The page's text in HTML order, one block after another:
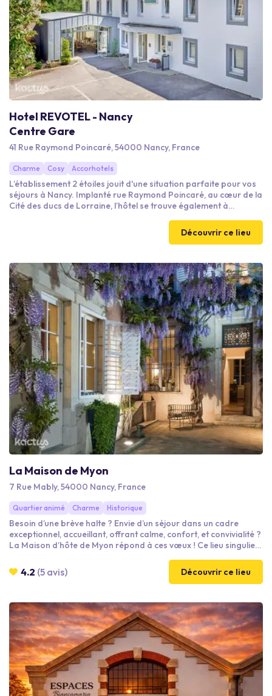
Hotel REVOTEL - Nancy
Centre Gare
41 Rue Raymond Poincaré, 54000 Nancy, France
Charme Cosy Accorhotels
L’établissement 2 étoiles jouit d'une situation parfaite pour vos
séjours à Nancy. Implanté rue Raymond Poincaré, au cœur de la
Cité des ducs de Lorraine, l’hôtel se trouve également à
et des principaux sites touristiques de la ville.Découvrir ce lieu
La Maison de Myon
7 Rue Mably, 54000 Nancy, France
Quartier animé Charme Historique
Besoin d’une brève halte ? Envie d’un séjour dans un cadre
exceptionnel, accueillant, offrant calme, confort, et convivialité ?
La Maison d’hôte de Myon répond à ces vœux ! Ce lieu singulier
chanoines, enclavé, dans la ville du XVIIIe siècle, période-phare
de l’histoire nancéienne. La place Stanislas, son fleuron, se situe
4.2 (5 avis) Découvrir ce lieu